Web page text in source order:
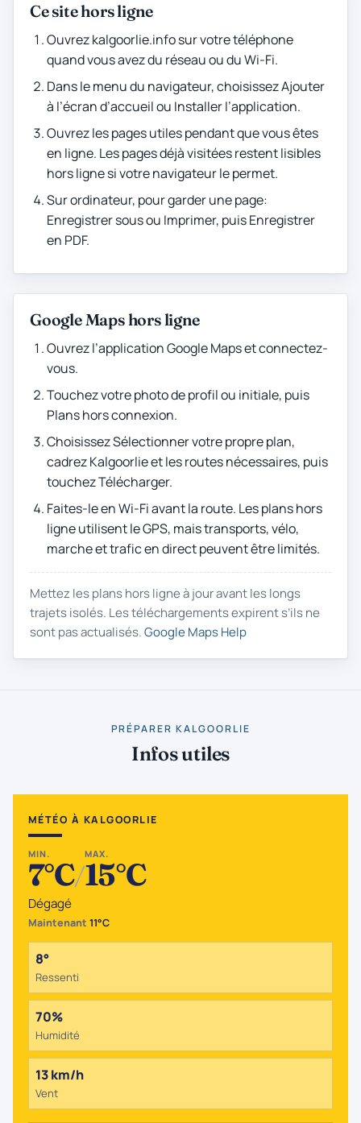
Ce site hors ligne
Ouvrez kalgoorlie.info sur votre téléphone
quand vous avez du réseau ou du Wi-Fi.
Dans le menu du navigateur, choisissez Ajouter
à l’écran d’accueil ou Installer l’application.
Ouvrez les pages utiles pendant que vous êtes
en ligne. Les pages déjà visitées restent lisibles
hors ligne si votre navigateur le permet.
Sur ordinateur, pour garder une page:
Enregistrer sous ou Imprimer, puis Enregistrer
en PDF.
Google Maps hors ligne
Ouvrez l’application Google Maps et connectez-
vous.
Touchez votre photo de profil ou initiale, puis
Plans hors connexion.
Choisissez Sélectionner votre propre plan,
cadrez Kalgoorlie et les routes nécessaires, puis
touchez Télécharger.
Faites-le en Wi-Fi avant la route. Les plans hors
ligne utilisent le GPS, mais transports, vélo,
marche et trafic en direct peuvent être limités.
Mettez les plans hors ligne à jour avant les longs
trajets isolés. Les téléchargements expirent s’ils ne
sont pas actualisés.Google Maps Help
PRÉPARER KALGOORLIE
Infos utiles
MÉTÉO À KALGOORLIE
MIN.
7°C/
MAX.
15°C
Dégagé
Maintenant 11°C
8°
Ressenti
70%
Humidité
13 km/h
Vent